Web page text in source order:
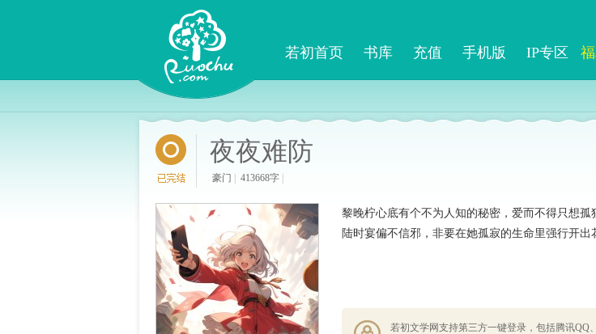
若初首页 书库 充值 手机版 IP专区 福
夜夜难防
豪门 413668字
黎晚柠心底有个不为人知的秘密，爱而不得只想孤
陆时宴偏不信邪，非要在她孤寂的生命里强行开
若初文学网支持第三方一键登录，包括腾讯QQ